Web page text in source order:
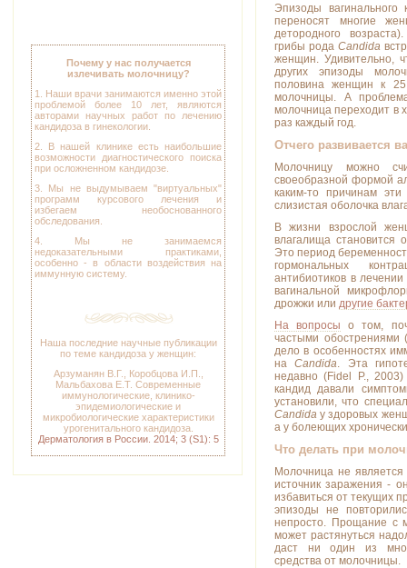
Почему у нас получается
излечивать молочницу?
1. Наши врачи занимаются именно этой
проблемой более 10 лет, являются
авторами научных работ по лечению
кандидоза в гинекологии.
2. В нашей клинике есть наибольшие
возможности диагностического поиска
при осложненном кандидозе.
3. Мы не выдумываем "виртуальных"
программ курсового лечения и
избегаем необоснованного
обследования.
4. Мы не занимаемся
недоказательными практиками,
особенно - в области воздействия на
иммунную систему.
Наша последние научные публикации
по теме кандидоза у женщин:
Арзуманян В.Г., Коробцова И.П.,
Мальбахова Е.Т. Современные
иммунологические, клинико-
эпидемиологические и
микробиологические характеристики
урогенитального кандидоза.
Дерматология в России. 2014; 3 (S1): 5
Эпизоды
переносят многие
детородного
грибы рода Candida
женщин. Удивительно,
других эпизоды
половина женщин к
молочницы. А
молочница переходит в
раз каждый год.
Отчего развивается
Молочницу можно
своеобразной формой
каким-то причинам
слизистая оболочка
В жизни взрослой
влагалища становится
Это период
гормональных
антибиотиков в
вагинальной
дрожжи или другие
На вопросы о том,
частыми обострениями
дело в особенностях
наCandida . Эта
недавно (Fidel P.,
кандид давали
установили, что
Candida у здоровых
а у болеющих
Что делать при
Молочница не
источник заражения -
избавиться от текущих
эпизоды не
непросто. Прощание с
может растянуться
даст ни один из
средства от молочницы.